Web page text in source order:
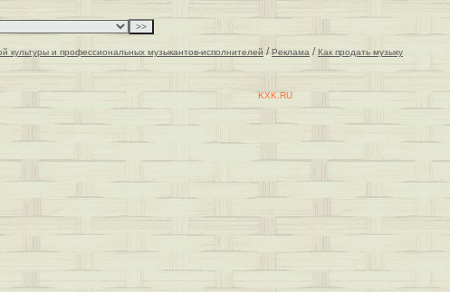
и профессиональных музыкантов-исполнителей/Реклама /Как продать музыку
KXK.RU